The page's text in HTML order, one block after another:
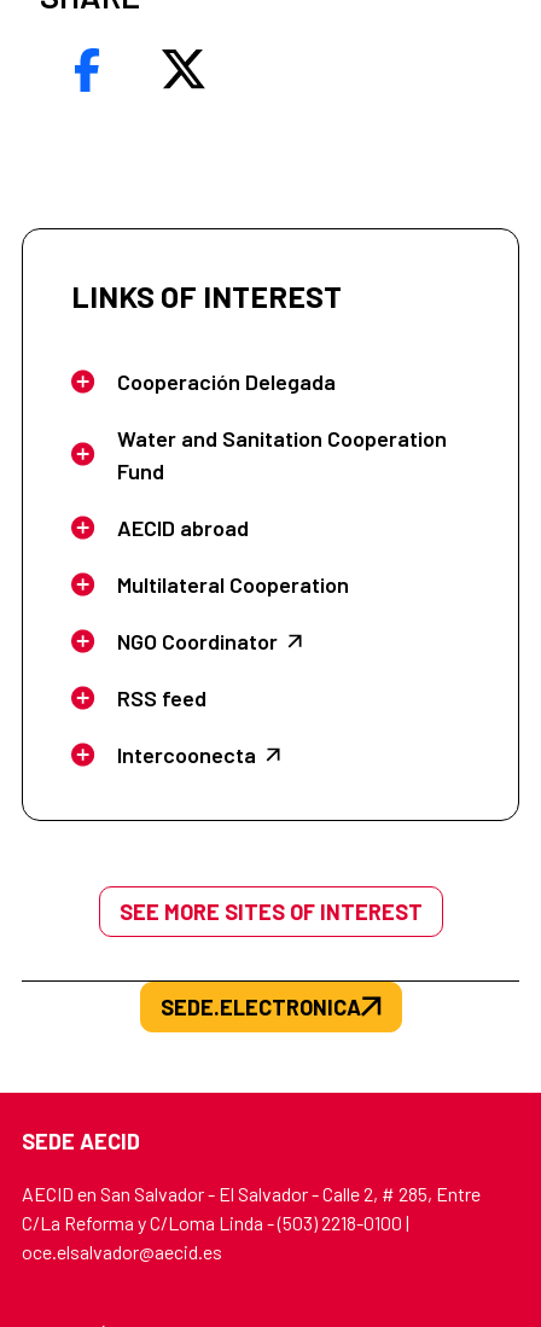
LINKS OF INTEREST
Cooperación Delegada
Water and Sanitation Cooperation
Fund
AECID abroad
Multilateral Cooperation
NGO Coordinator
RSS feed
Intercoonecta
SEE MORE SITES OF INTEREST
SEDE.ELECTRONICA
SEDE AECID
AECID en San Salvador - El Salvador - Calle 2, # 285, Entre
C/La Reforma y C/Loma Linda - (503) 2218-0100 |
oce.elsalvador@aecid.es